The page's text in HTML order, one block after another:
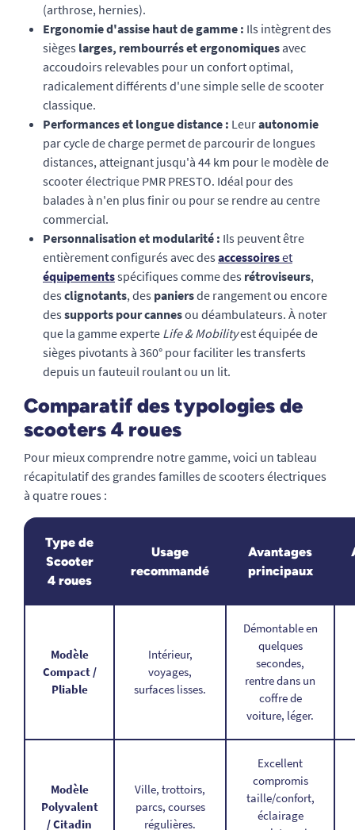
(arthrose, hernies).
Ergonomie d'assise haut de gamme : Ils intègrent des
sièges larges, rembourrés et ergonomiques avec
accoudoirs relevables pour un confort optimal,
radicalement différents d'une simple selle de scooter
classique.
Performances et longue distance : Leurautonomie
par cycle de charge permet de parcourir de longues
distances, atteignant jusqu'à 44 km pour le modèle de
scooter électrique PMR PRESTO. Idéal pour des
balades à n'en plus finir ou pour se rendre au centre
commercial.
Personnalisation et modularité : Ils peuvent être
entièrement configurés avec des accessoireset
équipementsspécifiques comme des rétroviseurs,
des clignotants, des paniersde rangement ou encore
des supports pour cannesou déambulateurs. À noter
que la gamme experte Life & Mobilityest équipée de
sièges pivotants à 360° pour faciliter les transferts
depuis un fauteuil roulant ou un lit.
Comparatif des typologies de
scooters 4 roues
Pour mieux comprendre notre gamme, voici un tableau
récapitulatif des grandes familles de scooters électriques
à quatre roues :
Type de
Scooter
4 roues
Usage
recommandé
Avantages
principaux
Modèle
Compact /
Pliable
Intérieur,
voyages,
surfaces lisses.
Démontable en
quelques
secondes,
rentre dans un
coffre de
voiture, léger.
Modèle
Polyvalent
/ Citadin
Ville, trottoirs,
parcs, courses
régulières.
Excellent
compromis
taille/confort,
éclairage